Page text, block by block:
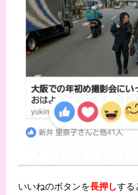
いいねのボタンを長押しする